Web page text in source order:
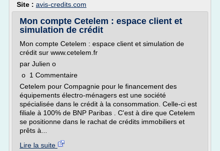
Site : avis-credits.com
Mon compte Cetelem : espace client et
simulation de crédit
Mon compte Cetelem : espace client et simulation de
crédit sur www.cetelem.fr
par Julien o
o 1 Commentaire
Cetelem pour Compagnie pour le financement des
équipements électro-ménagers est une société
spécialisée dans le crédit à la consommation. Celle-ci est
filiale à 100% de BNP Paribas . C'est à dire que Cetelem
se positionne dans le rachat de crédits immobiliers et
prêts à...
Lire la suite